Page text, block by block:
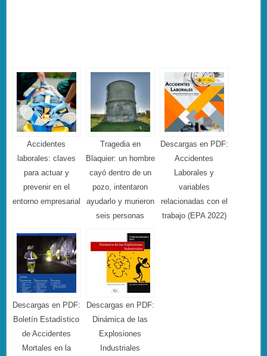
Accidentes
laborales: claves
para actuar y
prevenir en el
entorno empresarial
Tragedia en
Blaquier: un hombre
cayó dentro de un
pozo, intentaron
ayudarlo y murieron
seis personas
Descargas en PDF:
Accidentes
Laborales y
variables
relacionadas con el
trabajo (EPA 2022)
Descargas en PDF:
Boletín Estadístico
de Accidentes
Mortales en la
Descargas en PDF:
Dinámica de las
Explosiones
Industriales